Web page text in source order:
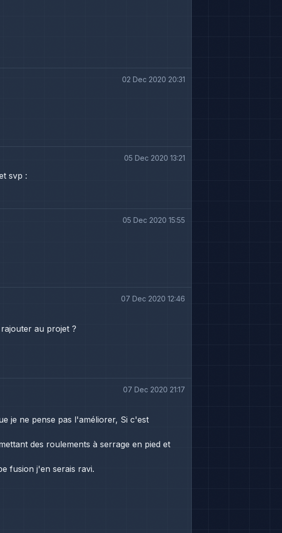
02 Dec 2020 20:31
05 Dec 2020 13:21
svp :
05 Dec 2020 15:55
07 Dec 2020 12:46
au projet ?
07 Dec 2020 21:17
je ne pense pas l'améliorer, Si c'est
des roulements à serrage en pied et
fusion j'en serais ravi.